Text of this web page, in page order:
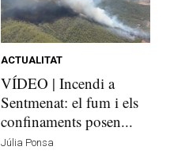
ACTUALITAT
VÍDEO | Incendi a
Sentmenat: el fum i els
confinaments posen...
Júlia Ponsa